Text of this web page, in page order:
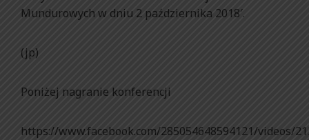
Mundurowych w dniu 2 października 2018′.
(jp)
Poniżej nagranie konferencji
https://www.facebook.com/285054648594121/videos/